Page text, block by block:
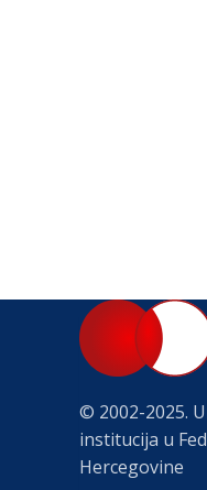
© 2002-2025.
institucija u
Hercegovine